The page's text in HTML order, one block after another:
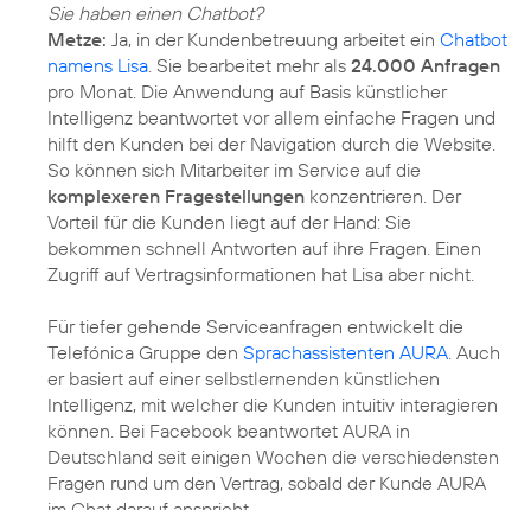
Sie haben einen Chatbot?
Metze: Ja, in der Kundenbetreuung arbeitet ein Chatbot
namens Lisa. Sie bearbeitet mehr als 24.000 Anfragen
pro Monat. Die Anwendung auf Basis künstlicher
Intelligenz beantwortet vor allem einfache Fragen und
hilft den Kunden bei der Navigation durch die Website.
So können sich Mitarbeiter im Service auf die
komplexeren Fragestellungen konzentrieren. Der
Vorteil für die Kunden liegt auf der Hand: Sie
bekommen schnell Antworten auf ihre Fragen. Einen
Zugriff auf Vertragsinformationen hat Lisa aber nicht.
Für tiefer gehende Serviceanfragen entwickelt die
Telefónica Gruppe den Sprachassistenten AURA. Auch
er basiert auf einer selbstlernenden künstlichen
Intelligenz, mit welcher die Kunden intuitiv interagieren
können. Bei Facebook beantwortet AURA in
Deutschland seit einigen Wochen die verschiedensten
Fragen rund um den Vertrag, sobald der Kunde AURA